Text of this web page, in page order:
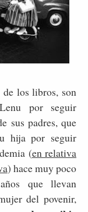
de los libros, son
por seguir
sus padres, que
hija por seguir
(en relativa
) hace muy poco
que llevan
del povenir,